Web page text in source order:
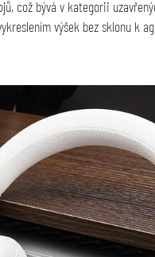
což bývá v kategorii
výšek bez sklonu k